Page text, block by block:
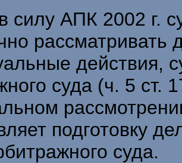
силу АПК 2002 г.
рассматривать
действия,
суда (ч. 5 ст.
подготовку
суда.